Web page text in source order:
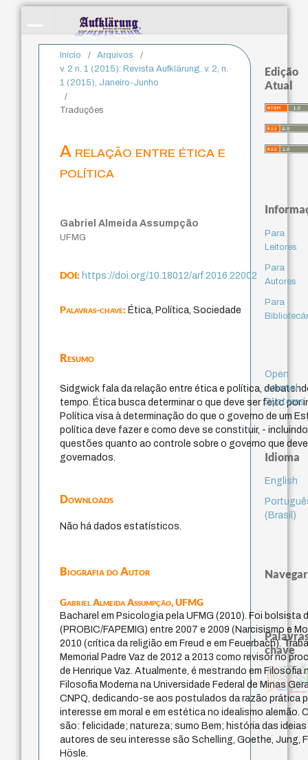
Início / Arquivos
/
v. 2 n. 1 (2015): Revista Aufklärung. v. 2, n.
1 (2015), Janeiro-Junho
/
Traduções
A relação entre ética e
política
Gabriel Almeida Assumpção
UFMG
DOI:https://doi.org/10.18012/arf.2016.22002
Palavras-chave:Ética, Política, Sociedade
Resumo
Sidgwick fala da relação entre ética e política,
tempo. Ética busca determinar o que deve ser feito por
Política visa à determinação do que o governo de um
política deve fazer e como deve se constituir, -
questões quanto ao controle sobre o governo que
governados.
Downloads
Não há dados estatísticos.
Biografia do Autor
Gabriel Almeida Assumpção,UFMG
Bacharel em Psicologia pela UFMG (2010). Foi bolsista
(PROBIC/FAPEMIG) entre 2007 e 2009 (Narcisismo e
2010 (crítica da religião em Freud e em Feuerbach).
Memorial Padre Vaz de 2012 a 2013 como revisor no
de Henrique Vaz. Atualmente, é mestrando em Filosofia
Filosofia Moderna na Universidade Federal de Minas
CNPQ, dedicando-se aos postulados da razão prática
interesse em moral e em estética no idealismo alemão.
são: felicidade; natureza; sumo Bem; história das
autores de seu interesse são Schelling, Goethe, Jung,
Hösle.
Edição
Atual
Para
Leitores
Para
Autores
Para
Open
Journal
Systems
Idioma
English
(Brasil)
Navegar
chave
immanuel kant
japanese education thoughts
código da dinastia nguyen
gosto
juízo
sensus communisformação
redução
mulher
popper
falseabilidade
carnap
constituição
nome
física quântica
constitucionaljudaísmorevelação
impessoal
escola de frankfurt
public reason
ren
ética.
moral philosophy
yi
li